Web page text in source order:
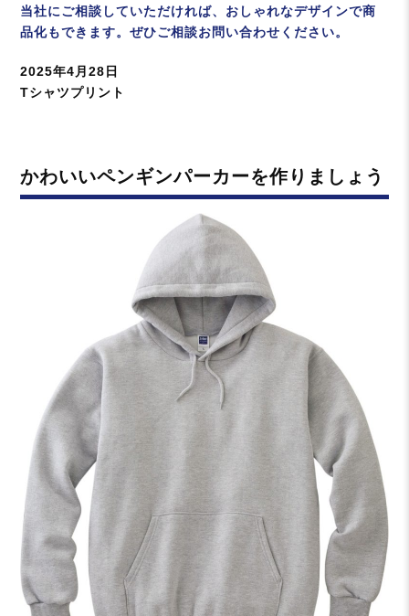
当社にご相談していただければ、おしゃれなデザインで商
品化もできます。ぜひご相談お問い合わせください。
投
稿
2025年4月28日
カ
ー
Tシャツプリント
かわいいペンギンパーカーを作りましょう